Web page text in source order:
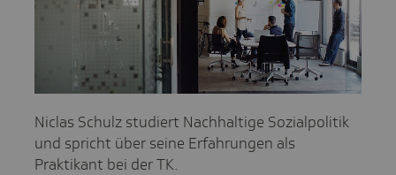
Niclas Schulz studiert Nachhaltige Sozialpolitik
und spricht über seine Erfahrungen als
Praktikant bei der TK.